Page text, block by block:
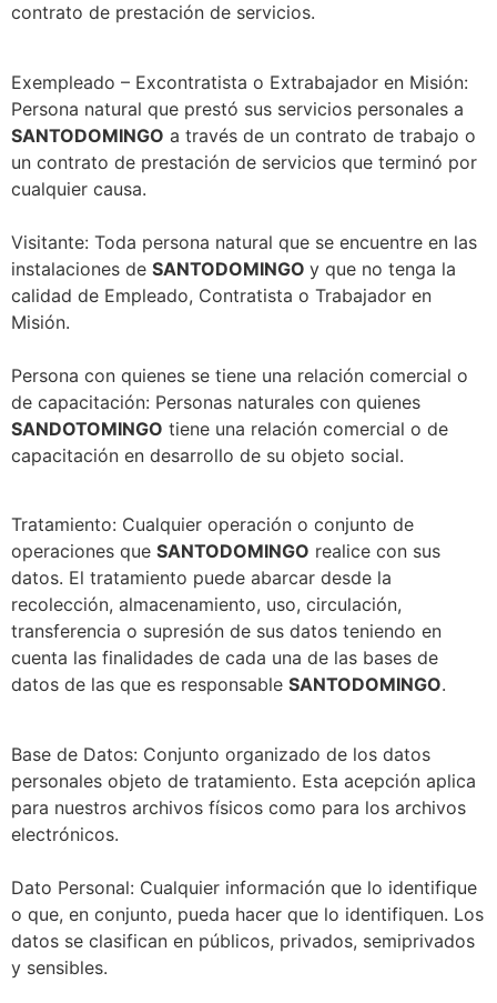
contrato de prestación de servicios.
Exempleado – Excontratista o Extrabajador en Misión:
Persona natural que prestó sus servicios personales a
SANTODOMINGO a través de un contrato de trabajo o
un contrato de prestación de servicios que terminó por
cualquier causa.
Visitante: Toda persona natural que se encuentre en las
instalaciones de SANTODOMINGO y que no tenga la
calidad de Empleado, Contratista o Trabajador en
Misión.
Persona con quienes se tiene una relación comercial o
de capacitación: Personas naturales con quienes
SANDOTOMINGO tiene una relación comercial o de
capacitación en desarrollo de su objeto social.
Tratamiento: Cualquier operación o conjunto de
operaciones que SANTODOMINGO realice con sus
datos. El tratamiento puede abarcar desde la
recolección, almacenamiento, uso, circulación,
transferencia o supresión de sus datos teniendo en
cuenta las finalidades de cada una de las bases de
datos de las que es responsable SANTODOMINGO.
Base de Datos: Conjunto organizado de los datos
personales objeto de tratamiento. Esta acepción aplica
para nuestros archivos físicos como para los archivos
electrónicos.
Dato Personal: Cualquier información que lo identifique
o que, en conjunto, pueda hacer que lo identifiquen. Los
datos se clasifican en públicos, privados, semiprivados
y sensibles.